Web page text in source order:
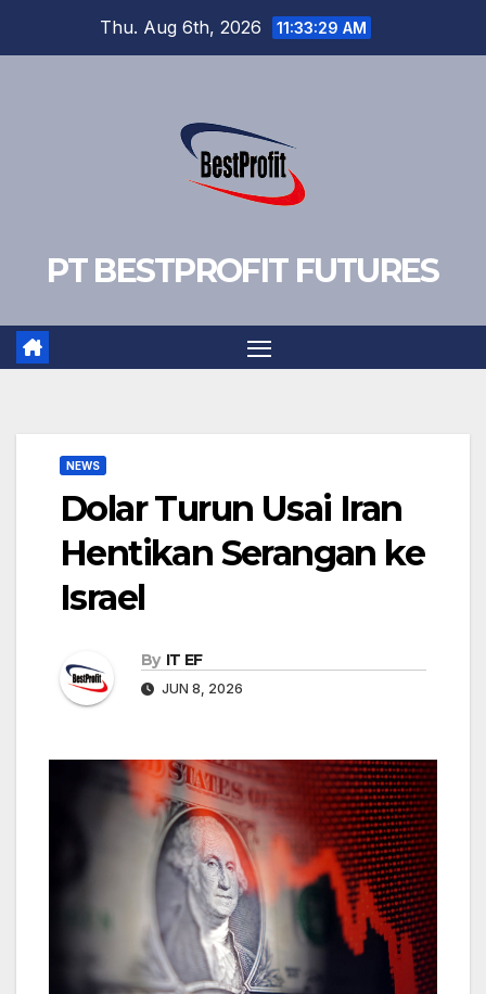
Thu. Aug 6th, 2026 11:33:30 AM
PT BESTPROFIT FUTURES
NEWS
Dolar Turun Usai Iran
Hentikan Serangan ke
Israel
By IT EF
JUN 8, 2026